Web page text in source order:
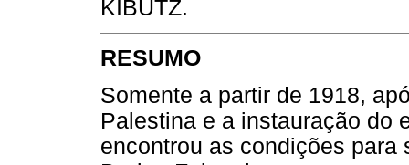
KIBUTZ.
RESUMO
Somente a partir de 1918,
Palestina e a instauração do
encontrou as condições